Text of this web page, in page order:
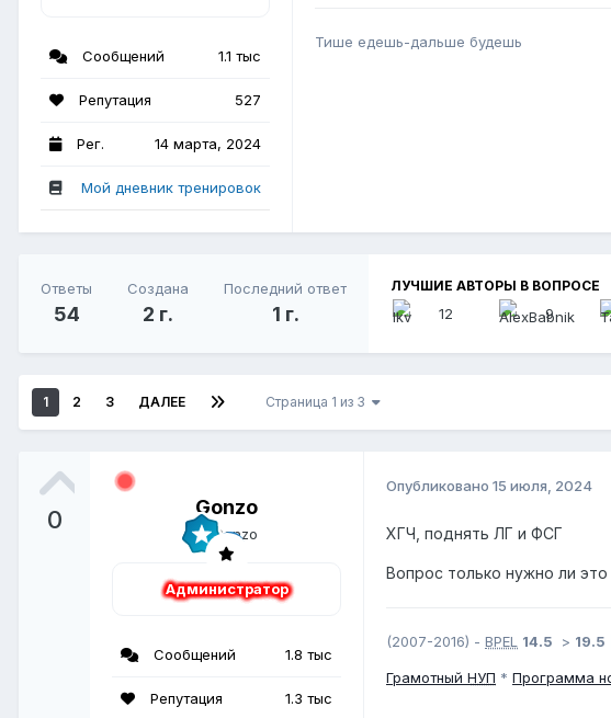
Сообщений 1.1 тыс
Репутация 527
Рег. 14 марта, 2024
Мой дневник тренировок
Тише едешь-дальше будешь
Ответы
54
Создана
2 г.
Последний ответ
1 г.
ЛУЧШИЕ АВТОРЫ В ВОПРОСЕ
12 9
1 2 3 ДАЛЕЕ Страница 1 из 3
0 Gonzo
Администратор
Сообщений 1.8 тыс
Репутация 1.3 тыс
Опубликовано 15 июля, 2024
ХГЧ, поднять ЛГ и ФСГ
Вопрос только нужно ли
(2007-2016) - BPEL 14.5 > 19.5
Грамотный НУП * Программа